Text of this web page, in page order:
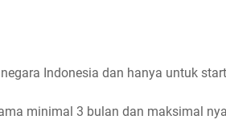
Indonesia dan hanya untuk
minimal 3 bulan dan maksimal